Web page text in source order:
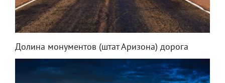
Долина монументов (штат Аризона) дорога